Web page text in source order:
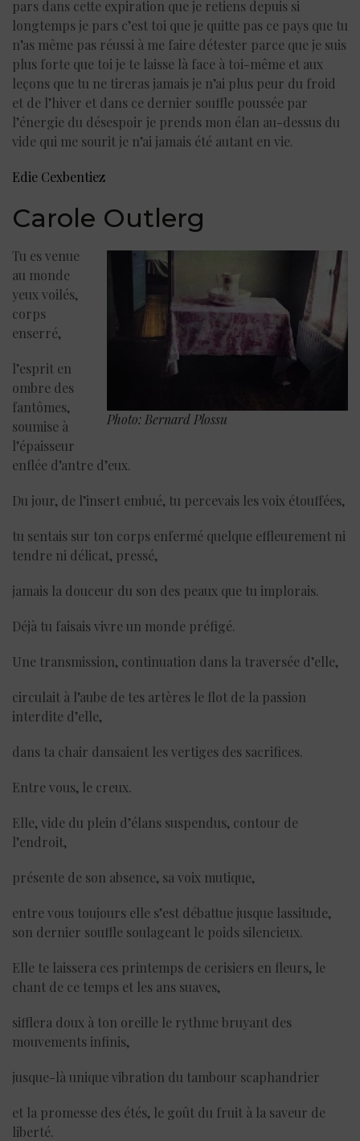
pars dans cette expiration que je retiens depuis si
longtemps je pars c’est toi que je quitte pas ce pays que tu
n’as même pas réussi à me faire détester parce que je suis
plus forte que toi je te laisse là face à toi-même et aux
leçons que tu ne tireras jamais je n’ai plus peur du froid
et de l’hiver et dans ce dernier souffle poussée par
l’énergie du désespoir je prends mon élan au-dessus du
vide qui me sourit je n’ai jamais été autant en vie.
Edie Cexbentiez
Carole Outlerg
Photo: Bernard Plossu
Tu es venue
au monde
yeux voilés,
corps
enserré,
l’esprit en
ombre des
fantômes,
soumise à
l’épaisseur
enflée d’antre d’eux.
Du jour, de l’insert embué, tu percevais les voix étouffées,
tu sentais sur ton corps enfermé quelque effleurement ni
tendre ni délicat, pressé,
jamais la douceur du son des peaux que tu implorais.
Déjà tu faisais vivre un monde préfigé.
Une transmission, continuation dans la traversée d’elle,
circulait à l’aube de tes artères le flot de la passion
interdite d’elle,
dans ta chair dansaient les vertiges des sacrifices.
Entre vous, le creux.
Elle, vide du plein d’élans suspendus, contour de
l’endroit,
présente de son absence, sa voix mutique,
entre vous toujours elle s’est débattue jusque lassitude,
son dernier souffle soulageant le poids silencieux.
Elle te laissera ces printemps de cerisiers en fleurs, le
chant de ce temps et les ans suaves,
sifflera doux à ton oreille le rythme bruyant des
mouvements infinis,
jusque-là unique vibration du tambour scaphandrier
et la promesse des étés, le goût du fruit à la saveur de
liberté.